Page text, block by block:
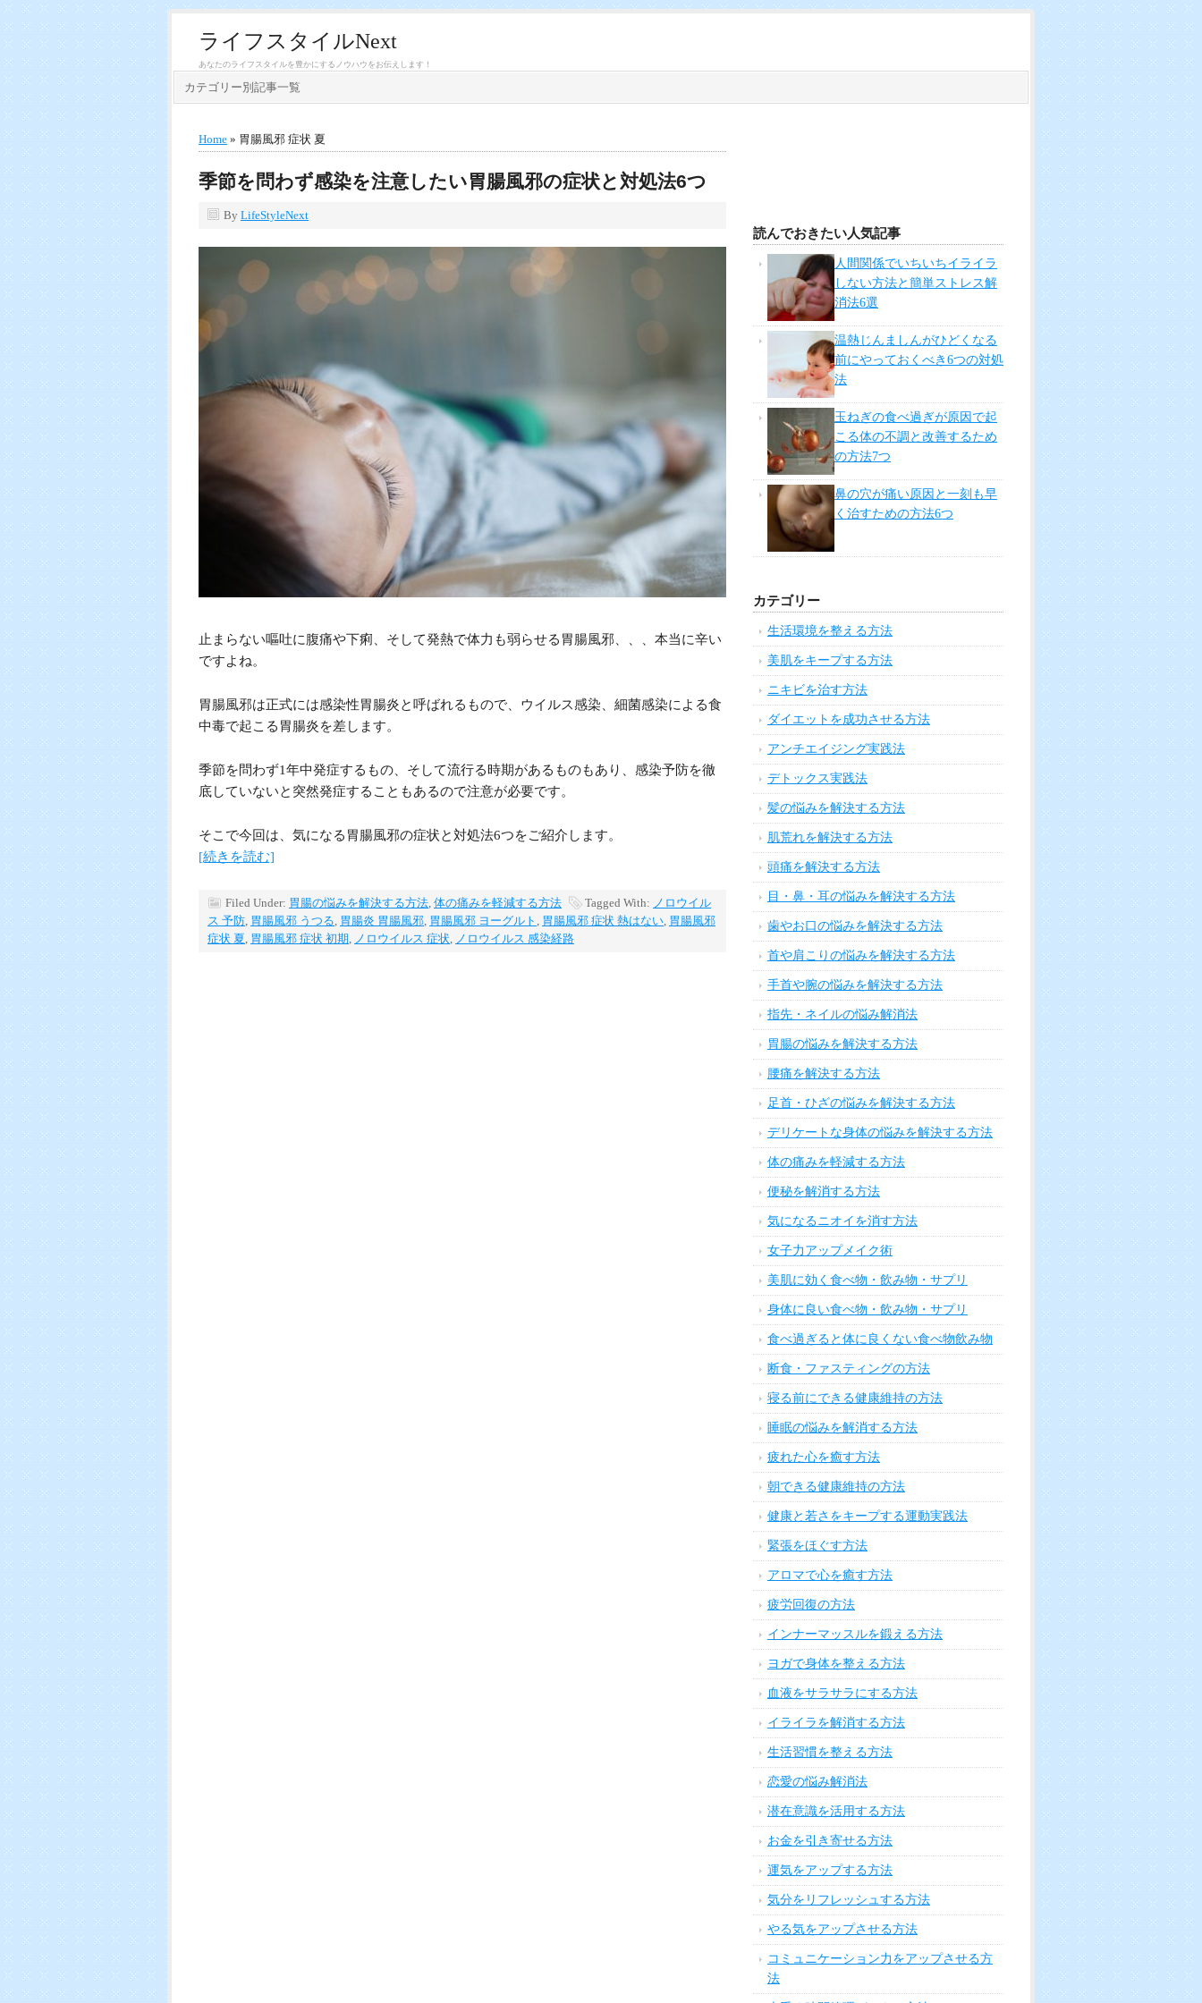
ライフスタイルNext
あなたのライフスタイルを豊かにするノウハウをお伝えします！
カテゴリー別記事一覧
Home » 胃腸風邪 症状 夏
季節を問わず感染を注意したい胃腸風邪の症状と対処法6つ
By LifeStyleNext
止まらない嘔吐に腹痛や下痢、そして発熱で体力も弱らせる胃腸風邪、、、本当に辛い
ですよね。
胃腸風邪は正式には感染性胃腸炎と呼ばれるもので、ウイルス感染、細菌感染による食
中毒で起こる胃腸炎を差します。
季節を問わず1年中発症するもの、そして流行る時期があるものもあり、感染予防を徹
底していないと突然発症することもあるので注意が必要です。
そこで今回は、気になる胃腸風邪の症状と対処法6つをご紹介します。
[続きを読む]
Filed Under: 胃腸の悩みを解決する方法 体の痛みを軽減する方法 Tagged With: ノロウイル
ス 予防 胃腸風邪 うつる 胃腸炎 胃腸風邪 胃腸風邪 ヨーグルト 胃腸風邪 症状 熱はない 胃腸風邪
症状 夏 胃腸風邪 症状 初期 ノロウイルス 症状 ノロウイルス 感染経路
読んでおきたい人気記事
人間関係でいちいちイライラ
しない方法と簡単ストレス解
消法6選
温熱じんましんがひどくなる
前にやっておくべき6つの対処
法
玉ねぎの食べ過ぎが原因で起
こる体の不調と改善するため
の方法7つ
鼻の穴が痛い原因と一刻も早
く治すための方法6つ
カテゴリー
生活環境を整える方法
美肌をキープする方法
ニキビを治す方法
ダイエットを成功させる方法
アンチエイジング実践法
デトックス実践法
髪の悩みを解決する方法
肌荒れを解決する方法
頭痛を解決する方法
目・鼻・耳の悩みを解決する方法
歯やお口の悩みを解決する方法
首や肩こりの悩みを解決する方法
手首や腕の悩みを解決する方法
指先・ネイルの悩み解消法
胃腸の悩みを解決する方法
腰痛を解決する方法
足首・ひざの悩みを解決する方法
デリケートな身体の悩みを解決する方法
体の痛みを軽減する方法
便秘を解消する方法
気になるニオイを消す方法
女子力アップメイク術
美肌に効く食べ物・飲み物・サプリ
身体に良い食べ物・飲み物・サプリ
食べ過ぎると体に良くない食べ物飲み物
断食・ファスティングの方法
寝る前にできる健康維持の方法
睡眠の悩みを解消する方法
疲れた心を癒す方法
朝できる健康維持の方法
健康と若さをキープする運動実践法
緊張をほぐす方法
アロマで心を癒す方法
疲労回復の方法
インナーマッスルを鍛える方法
ヨガで身体を整える方法
血液をサラサラにする方法
イライラを解消する方法
生活習慣を整える方法
恋愛の悩み解消法
潜在意識を活用する方法
お金を引き寄せる方法
運気をアップする方法
気分をリフレッシュする方法
やる気をアップさせる方法
コミュニケーション力をアップさせる方
法